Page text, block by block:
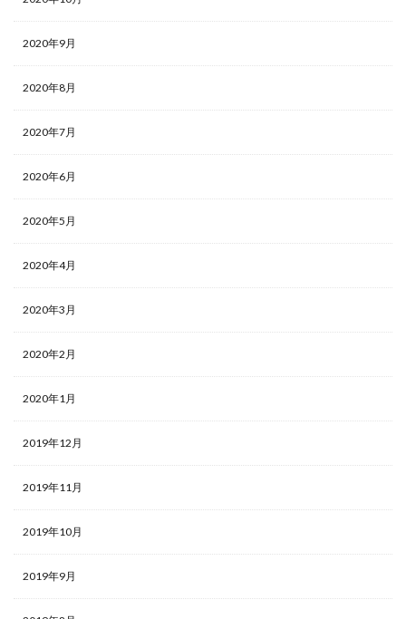
2020年9月
2020年8月
2020年7月
2020年6月
2020年5月
2020年4月
2020年3月
2020年2月
2020年1月
2019年12月
2019年11月
2019年10月
2019年9月